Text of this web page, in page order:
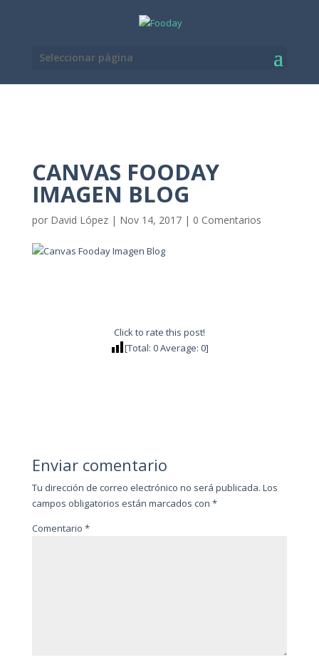
Seleccionar página
CANVAS FOODAY
IMAGEN BLOG
por David López| Nov 14, 2017| 0 Comentarios
Click to rate this post!
[Total: 0Average: 0]
Enviar comentario
Tu dirección de correo electrónico no será publicada. Los
campos obligatorios están marcados con *
Comentario *